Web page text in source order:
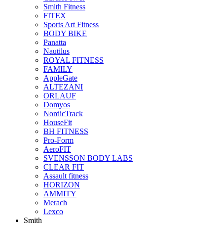
Smith Fitness
FITEX
Sports Art Fitness
BODY BIKE
Panatta
Nautilus
ROYAL FITNESS
FAMILY
AppleGate
ALTEZANI
ORLAUF
Domyos
NordicTrack
HouseFit
BH FITNESS
Pro-Form
AeroFIT
SVENSSON BODY LABS
CLEAR FIT
Assault fitness
HORIZON
AMMITY
Merach
Lexco
Smith